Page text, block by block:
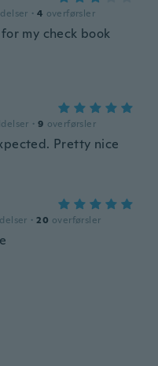
· 4 overførsler
my check book
· 9 overførsler
Pretty nice
· 20 overførsler